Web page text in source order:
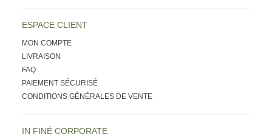
ESPACE CLIENT
MON COMPTE
LIVRAISON
FAQ
PAIEMENT SÉCURISÉ
CONDITIONS GÉNÉRALES DE VENTE
IN FINÉ CORPORATE